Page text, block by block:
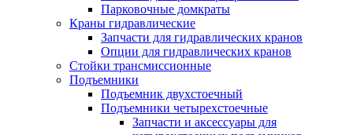
Парковочные домкраты
Краны гидравлические
Запчасти для гидравлических кранов
Опции для гидравлических кранов
Стойки трансмиссионные
Подъемники
Подъемник двухстоечный
Подъемники четырехстоечные
Запчасти и аксессуары для